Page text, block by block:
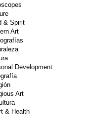
& Spirit
Art
Development
Art
& Health